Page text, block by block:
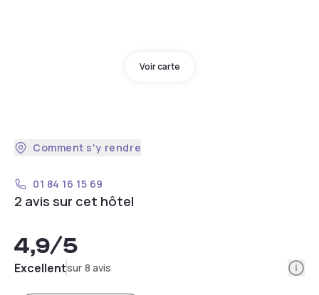
Voir carte
Comment s'y rendre
01 84 16 15 69
2 avis sur cet hôtel
4,9/5
Excellentsur 8 avis